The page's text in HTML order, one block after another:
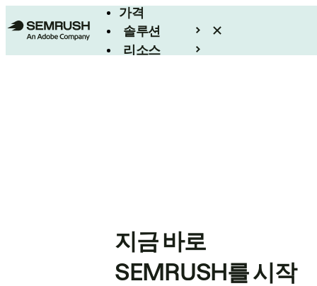
가격
솔루션
리소스
지금 바로
SEMRUSH를 시작